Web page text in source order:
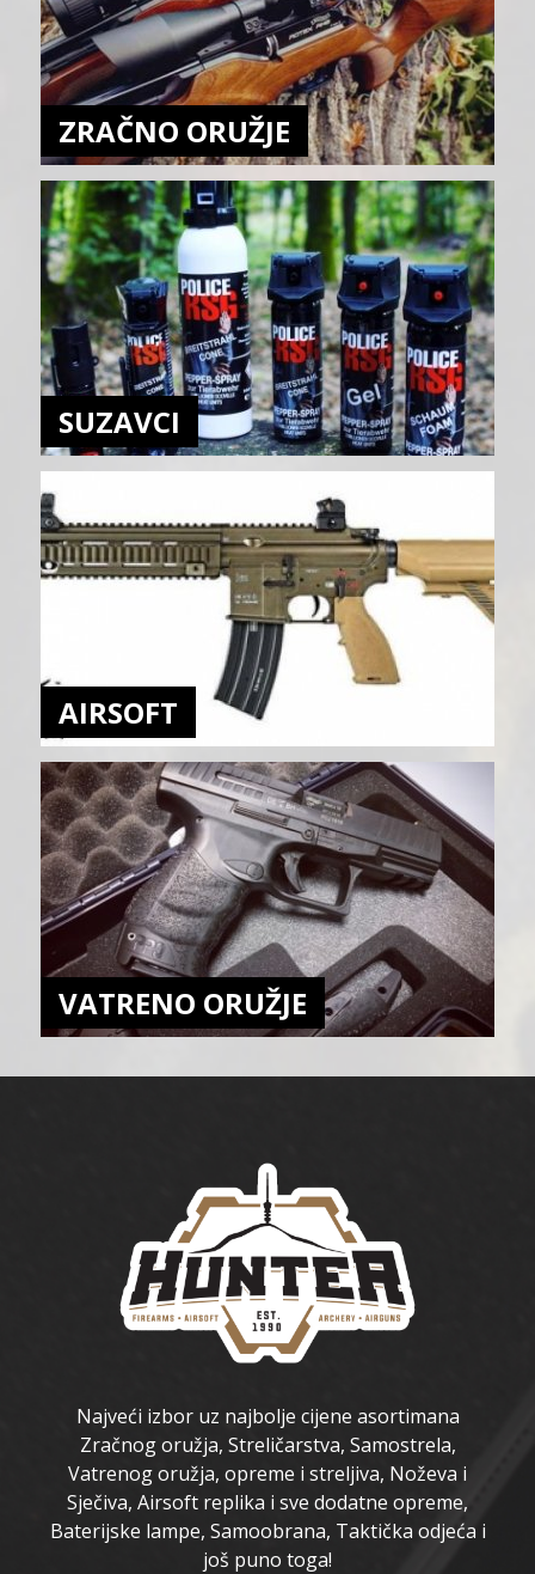
ZRAČNO ORUŽJE
SUZAVCI
AIRSOFT
VATRENO ORUŽJE
Najveći izbor uz najbolje cijene asortimana
Zračnog oružja, Streličarstva, Samostrela,
Vatrenog oružja, opreme i streljiva, Noževa i
Sječiva, Airsoft replika i sve dodatne opreme,
Baterijske lampe, Samoobrana, Taktička odjeća i
još puno toga!